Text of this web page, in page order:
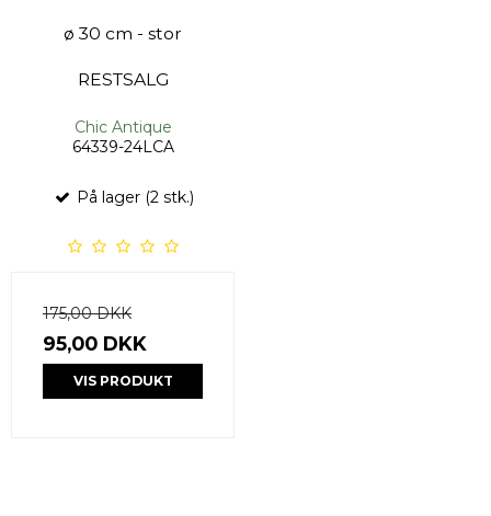
ø 30 cm - stor
RESTSALG
Chic Antique
64339-24LCA
På lager (2 stk.)
175,00 DKK
95,00 DKK
VIS PRODUKT